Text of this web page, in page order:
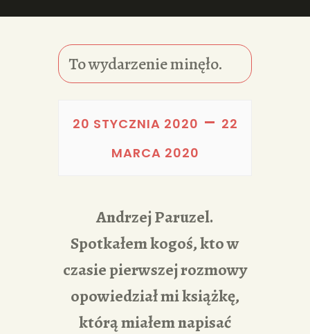
To wydarzenie minęło.
20 STYCZNIA 2020 – 22
MARCA 2020
Andrzej Paruzel.
Spotkałem kogoś, kto w
czasie pierwszej rozmowy
opowiedział mi książkę,
którą miałem napisać